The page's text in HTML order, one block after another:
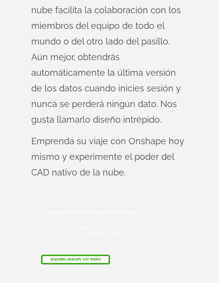
nube facilita la colaboración con los
miembros del equipo de todo el
mundo o del otro lado del pasillo.
Aún mejor, obtendrás
automáticamente la última versión
de los datos cuando inicies sesión y
nunca se perderá ningún dato. Nos
gusta llamarlo diseño intrépido.
Emprenda su viaje con Onshape hoy
mismo y experimente el poder del
CAD nativo de la nube.
DESCUBRA ONSHAPE HOY MISMO